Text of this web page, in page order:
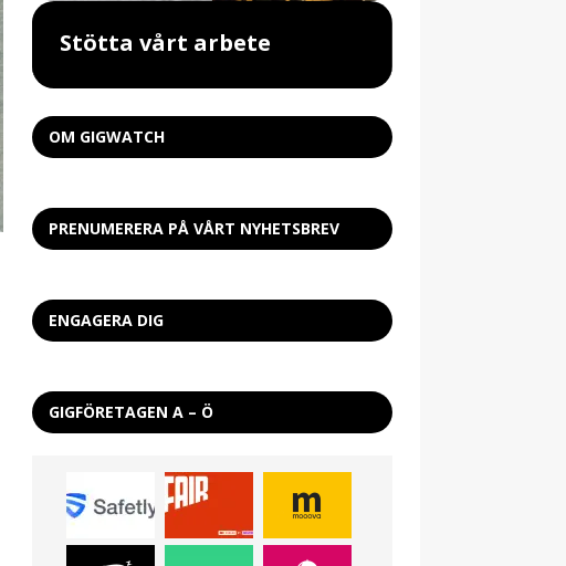
Stötta vårt arbete
OM GIGWATCH
PRENUMERERA PÅ VÅRT NYHETSBREV
ENGAGERA DIG
GIGFÖRETAGEN A – Ö